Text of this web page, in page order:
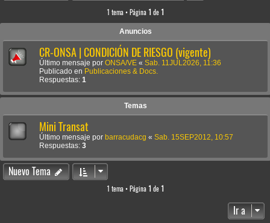
1 tema • Página 1 de 1
Anuncios
CR-ONSA | CONDICIÓN DE RIESGO (vigente)
Último mensaje por ONSA/VE « Sab. 11JUL2026, 11:36
Publicado en Publicaciones & Docs.
Respuestas: 1
Temas
Mini Transat
Último mensaje por barracudacg « Sab. 15SEP2012, 10:57
Respuestas: 3
Nuevo Tema
1 tema • Página 1 de 1
Ir a